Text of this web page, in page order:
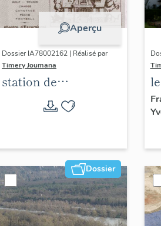
Aperçu
Dossier IA78002162 | Réalisé par
Timery Joumana
station de
villégiature
d'Elisabethville
Dossier